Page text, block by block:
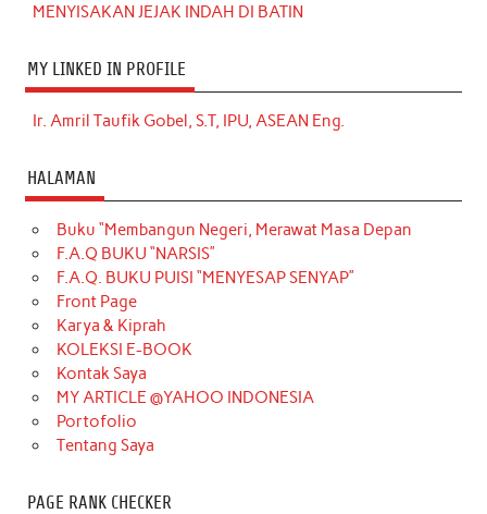
MENYISAKAN JEJAK INDAH DI BATIN
MY LINKED IN PROFILE
Ir. Amril Taufik Gobel, S.T, IPU, ASEAN Eng.
HALAMAN
Buku “Membangun Negeri, Merawat Masa Depan
F.A.Q BUKU “NARSIS”
F.A.Q. BUKU PUISI “MENYESAP SENYAP”
Front Page
Karya & Kiprah
KOLEKSI E-BOOK
Kontak Saya
MY ARTICLE @YAHOO INDONESIA
Portofolio
Tentang Saya
PAGE RANK CHECKER